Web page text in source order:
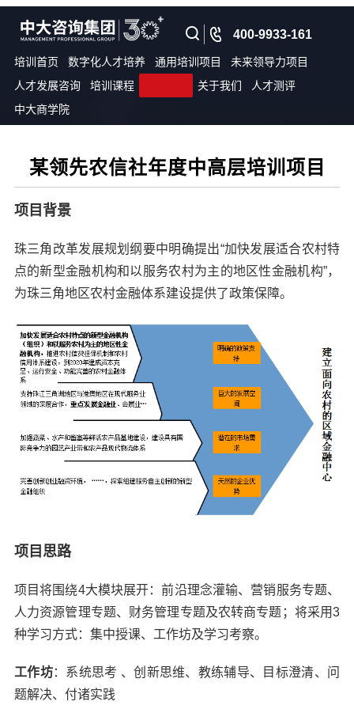
培训首页 数字化人才培养 通用培训项目
未来领导力项目
人才发展咨询
培训课程 关于我们
人才测评
中大商学院
400-9933-161
某领先农信社年度中高层培训项目
项目背景
珠三角改革发展规划纲要中明确提出“加快发展适合农村特
点的新型金融机构和以服务农村为主的地区性金融机构”，
为珠三角地区农村金融体系建设提供了政策保障。
项目思路
项目将围绕4大模块展开：前沿理念灌输、营销服务专题、
人力资源管理专题、财务管理专题及农转商专题；将采用3
种学习方式：集中授课、工作坊及学习考察。
工作坊： 系统思考 、创新思维、教练辅导、目标澄清、问
题解决、付诸实践